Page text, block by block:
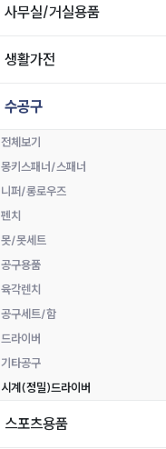
사무실/거실용품
생활가전
수공구
전체보기
몽키스패너/스패너
니퍼/롱로우즈
펜치
못/못세트
공구용품
육각렌치
공구세트/함
드라이버
기타공구
시계(정밀)드라이버
스포츠용품